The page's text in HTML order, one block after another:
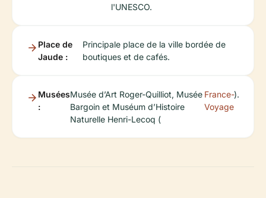
l'UNESCO.
Place de
Jaude :
Principale place de la ville bordée de
boutiques et de cafés.
Musées
:
Musée d’Art Roger-Quilliot, Musée
Bargoin et Muséum d’Histoire
Naturelle Henri-Lecoq (
France-
Voyage
).